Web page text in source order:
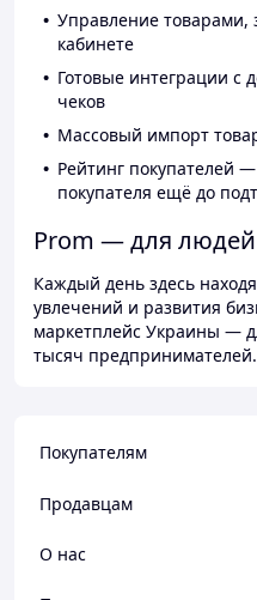
Управление товарами,
кабинете
Готовые интеграции с
чеков
Массовый импорт
Рейтинг покупателей
покупателя ещё до
Prom — для людей
Каждый день здесь
увлечений и развития
маркетплейс Украины —
тысяч предпринимателей.
Покупателям
Продавцам
О нас